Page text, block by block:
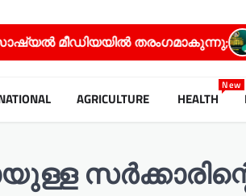
തരംഗമാകുന്നു; സിനിമ –
AGRICULTURE HEALTH
New